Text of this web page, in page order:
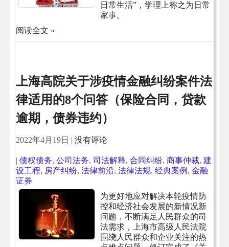
日常生活”，学理上称之为日常
家事。
阅读全文 »
上海高院关于涉疫情金融纠纷案件法
律适用的8个问答（保险合同，贷款
逾期，债券违约）
2022年4月19日 | 没有评论
| 债权债务, 公司法务, 司法解释, 合同纠纷, 商事仲裁, 建
设工程, 房产纠纷, 法律前沿, 法律法规, 经典案例 , 金融
证券
为更好地应对解决本轮疫情防
控和经济社会发展的新情况新
问题，不断满足人民群众的司
法需求，上海市高级人民法院
围绕人民群众和企业关注的热